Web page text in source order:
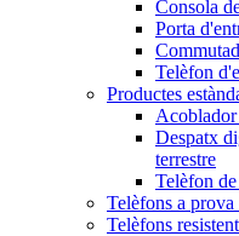
Consola
Porta
Telèfon
Productes
Acoblador
Despatx
terrestre
Telèfon
Telèfons a
Telèfons